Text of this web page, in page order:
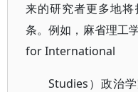
来的研究者更多地
条。例如，麻省理工
for International
Studies）政治